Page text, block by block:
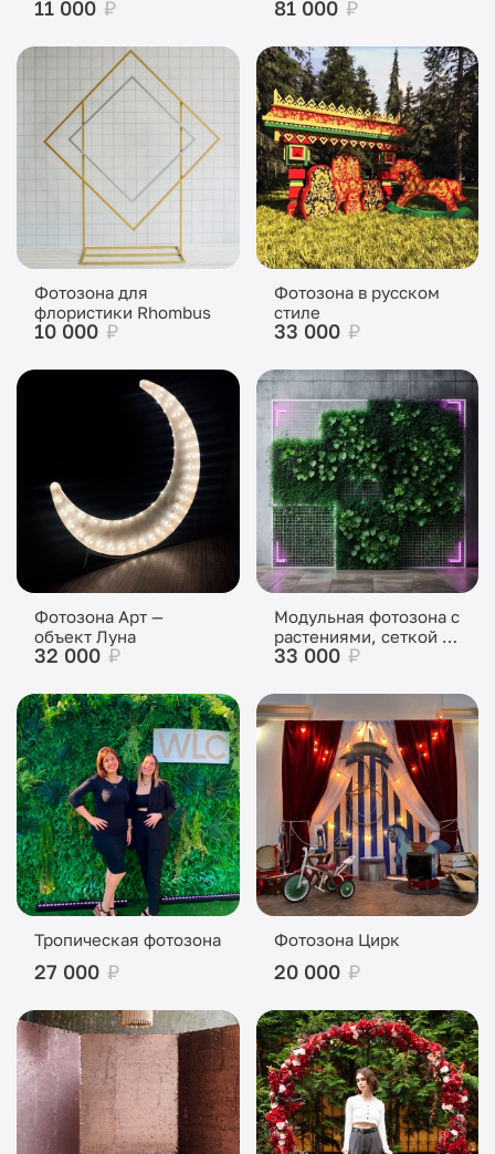
с новогодними
11 000 ₽ 81 000 ₽
Фотозона для
флористики Rhombus
10 000 ₽
Фотозона в русском
стиле
33 000 ₽
Фотозона Арт —
объект Луна
32 000 ₽
Модульная фотозона с
растениями, сеткой и
неоном
33 000 ₽
Тропическая фотозона
27 000 ₽
Фотозона Цирк
20 000 ₽